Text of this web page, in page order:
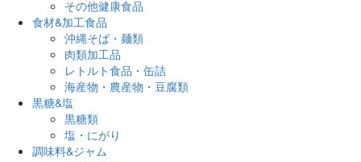
その他健康食品
食材&加工食品
沖縄そば・麺類
肉類加工品
レトルト食品・缶詰
海産物・農産物・豆腐類
黒糖&塩
黒糖類
塩・にがり
調味料&ジャム